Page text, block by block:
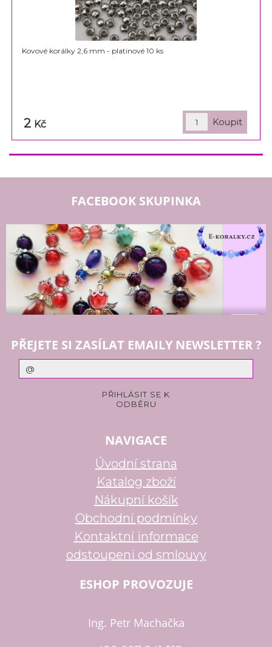
Kovové korálky 2,6 mm - platinové 10 ks
2 Kč
FACEBOOK SKUPINKA
PŘEJETE SI ZASÍLAT EMAILY NEWSLETTER ?
NAVIGACE
Úvodní strana
Katalog zboží
Nákupní košík
Obchodní podmínky
Kontaktní informace
odstoupeni od smlouvy
ESHOP PROVOZUJE
Ing. Petr Machačka